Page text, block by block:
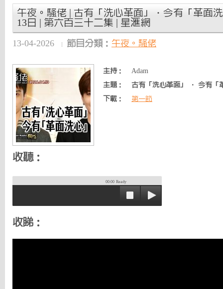
午夜。騷佬 | 古有「洗心革面」‧今有「革面洗
13日 | 第六百三十二集 | 星滙網
13-04-2026 節目分類： 午夜。騷佬
主持：
Adam
主題：
古有「洗心革面」 ‧ 今有「
下載：
第一節
收聽：
00:00 Ready
收睇：